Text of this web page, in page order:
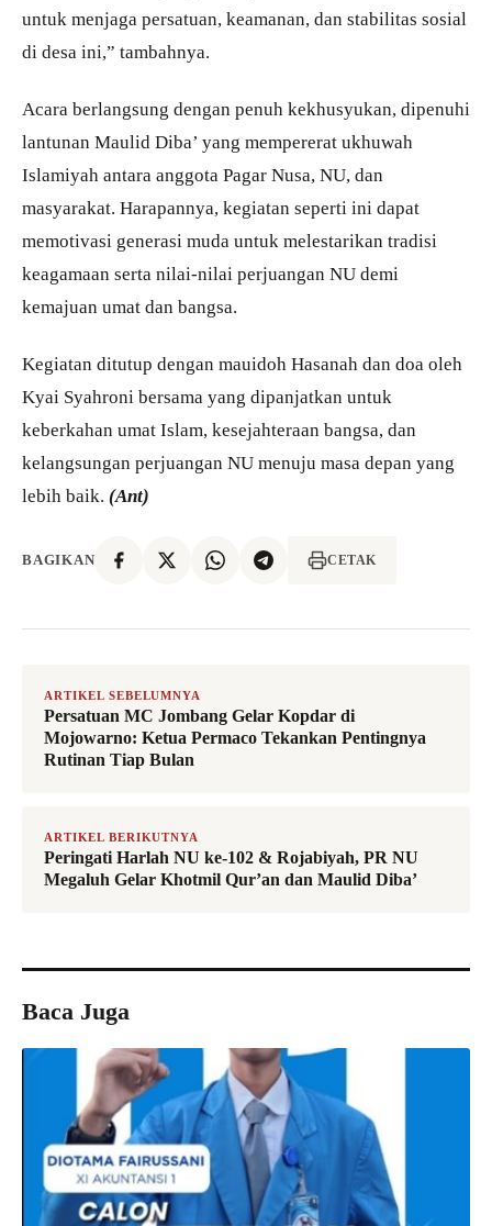
untuk menjaga persatuan, keamanan, dan stabilitas sosial
di desa ini,” tambahnya.
Acara berlangsung dengan penuh kekhusyukan, dipenuhi
lantunan Maulid Diba’ yang mempererat ukhuwah
Islamiyah antara anggota Pagar Nusa, NU, dan
masyarakat. Harapannya, kegiatan seperti ini dapat
memotivasi generasi muda untuk melestarikan tradisi
keagamaan serta nilai-nilai perjuangan NU demi
kemajuan umat dan bangsa.
Kegiatan ditutup dengan mauidoh Hasanah dan doa oleh
Kyai Syahroni bersama yang dipanjatkan untuk
keberkahan umat Islam, kesejahteraan bangsa, dan
kelangsungan perjuangan NU menuju masa depan yang
lebih baik. (Ant)
BAGIKAN CETAK
ARTIKEL SEBELUMNYA
Persatuan MC Jombang Gelar Kopdar di
Mojowarno: Ketua Permaco Tekankan Pentingnya
Rutinan Tiap Bulan
ARTIKEL BERIKUTNYA
Peringati Harlah NU ke-102 & Rojabiyah, PR NU
Megaluh Gelar Khotmil Qur’an dan Maulid Diba’
Baca Juga